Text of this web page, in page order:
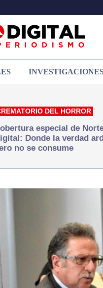
DEL HORROR
especial de
Donde la verdad
no se consume